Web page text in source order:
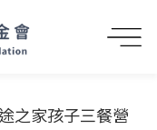
之家孩子三餐營